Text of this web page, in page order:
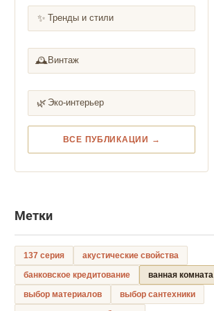
✨ Тренды и стили
🕰️ Винтаж
🌿 Эко-интерьер
ВСЕ ПУБЛИКАЦИИ →
Метки
137 серия
акустические свойства
банковское кредитование
ванная комната
выбор материалов
выбор сантехники